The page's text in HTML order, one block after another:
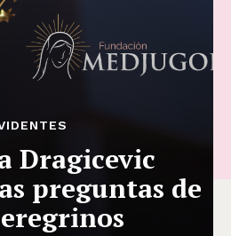
Dragicevic
preguntas de